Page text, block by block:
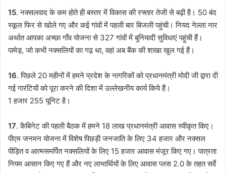
15. नक्सलवाद के कम होते ही बस्तर में विकास की रफ्तार तेजी से बढ़ी है। 50 बंद
स्कूल फिर से खोले गए और कई गांवों में पहली बार बिजली पहुंची। नियद नेल्ला नार
अर्थात आपका अच्छा गाँव योजना से 327 गांवों में बुनियादी सुविधाएं पहुंची हैं।
पामेड़, जो कभी नक्सलियों का गढ़ था, वहां अब बैंक की शाखा खुल गई हैं।
16. पिछले 20 महीनों में हमने प्रदेश के नागरिकों को प्रधानमंत्री मोदी जी द्वारा दी
गई गारंटियों को पूरा करने की दिशा में उल्लेखनीय कार्य किये हैं।
1 हजार 255 यूनिट है।
17. कैबिनेट की पहली बैठक में हमने 18 लाख प्रधानमंत्री आवास स्वीकृत किए।
पीएम जनमन योजना में विशेष पिछड़ी जनजाति के लिए 34 हजार और नक्सल
पीड़ित व आत्मसमर्पित नक्सलियों के लिए 15 हजार आवास मंजूर किए गए। पात्रता
नियम आसान किए गए हैं और नए लाभार्थियों के लिए आवास प्लस 2.0 के तहत सर्वे